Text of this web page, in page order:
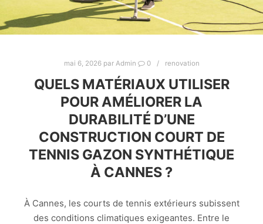
mai 6, 2026par Admin 0 renovation
QUELS MATÉRIAUX UTILISER
POUR AMÉLIORER LA
DURABILITÉ D’UNE
CONSTRUCTION COURT DE
TENNIS GAZON SYNTHÉTIQUE
À CANNES ?
À Cannes, les courts de tennis extérieurs subissent
des conditions climatiques exigeantes. Entre le